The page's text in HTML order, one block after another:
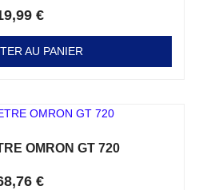
€
AU PANIER
OMRON GT 720
€